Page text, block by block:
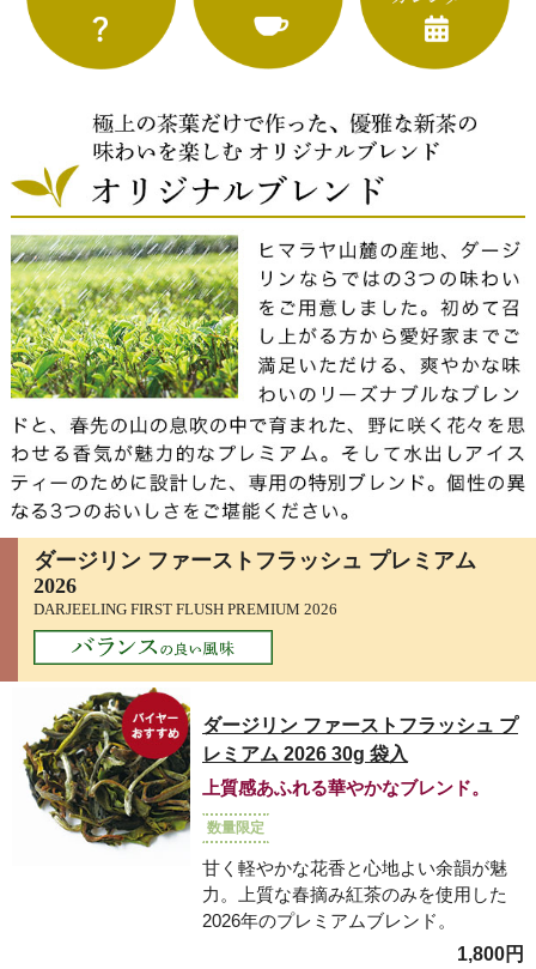
そして、若葉のようにみずみずしく爽やかな風味。一年で今だけの一杯
を、どうぞお楽しみください。
バイヤーより
よりも少なく、現地での買い付けは大変に苦労しました。しかし結果的
に購入したお茶の品質は優れており、例年以上に繊細で透明感に溢れ
た、春の空気感や湧き水のような明朗で爽やかな味わいの茶葉が揃って
います。特に今シーズンのシングルエステートについては、沸かしたて
の熱湯でいれていただくと、茶葉の個性や味わいがより深く感じられま
す。ぜひ飲みくらべてお楽しみください。
ダージリン ファーストフラッシュ プレミアム
2026
DARJEELING FIRST FLUSH PREMIUM 2026
ダージリン ファーストフラッシュ プ
レミアム 2026 30g 袋入
上質感あふれる華やかなブレンド。
数量限定
甘く軽やかな花香と心地よい余韻が魅
力。上質な春摘み紅茶のみを使用した
2026年のプレミアムブレンド。
1,800円